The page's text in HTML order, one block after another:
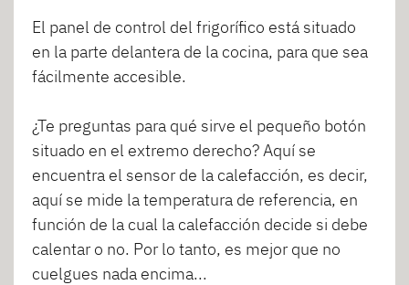
El panel de control del frigorífico está situado
en la parte delantera de la cocina, para que sea
fácilmente accesible.
¿Te preguntas para qué sirve el pequeño botón
situado en el extremo derecho? Aquí se
encuentra el sensor de la calefacción, es decir,
aquí se mide la temperatura de referencia, en
función de la cual la calefacción decide si debe
calentar o no. Por lo tanto, es mejor que no
cuelgues nada encima...